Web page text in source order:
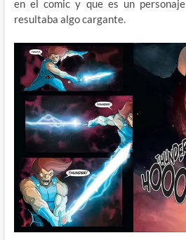
en el comic y que es un
resultaba algo cargante.